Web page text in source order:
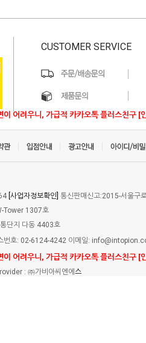
어려우니, 가급적 카카오톡 플러스친구 [
CUSTOMER SERVICE
[사업자정보확인] 통신판매신고:2015-서울구
Tower 1307호
단지 다동 4403호
번호: 02-6124-4242 이메일:
어려우니, 가급적 카카오톡 플러스친구 [
: ㈜가비아씨엔에 스